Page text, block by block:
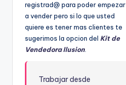
registrad@ para poder empezar
a vender pero si lo que usted
quiere es tener mas clientes te
sugerimos la opcion del Kit de
Vendedora Ilusion.
Trabajar desde